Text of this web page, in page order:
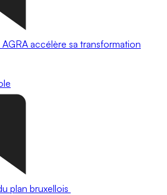
accélère sa transformation
plan bruxellois